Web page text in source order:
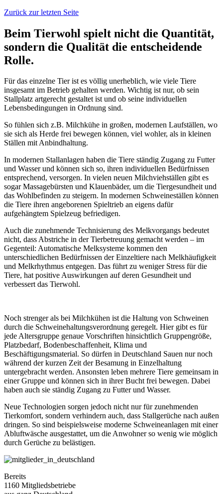
Zurück zur letzten Seite
Beim Tierwohl spielt nicht die Quantität,
sondern die Qualität die entscheidende
Rolle.
Für das einzelne Tier ist es völlig unerheblich, wie viele Tiere
insgesamt im Betrieb gehalten werden. Wichtig ist nur, ob sein
Stallplatz artgerecht gestaltet ist und ob seine individuellen
Lebensbedingungen in Ordnung sind.
So fühlen sich z.B. Milchkühe in großen, modernen Laufställen, wo
sie sich als Herde frei bewegen können, viel wohler, als in kleinen
Ställen mit Anbindhaltung.
In modernen Stallanlagen haben die Tiere ständig Zugang zu Futter
und Wasser und können sich so, ihren individuellen Bedürfnissen
entsprechend, versorgen. In vielen neuen Milchviehställen gibt es
sogar Massagebürsten und Klauenbäder, um die Tiergesundheit und
das Wohlbefinden zu steigern. In modernen Schweineställen können
die Tiere ihren angeborenen Spieltrieb an eigens dafür
aufgehängtem Spielzeug befriedigen.
Auch die zunehmende Technisierung des Melkvorgangs bedeutet
nicht, dass Abstriche in der Tierbetreuung gemacht werden – im
Gegenteil: Automatische Melksysteme kommen den
unterschiedlichen Bedürfnissen der Einzeltiere nach Melkhäufigkeit
und Melkrhythmus entgegen. Das führt zu weniger Stress für die
Tiere, hat positive Auswirkungen auf deren Gesundheit und
verbessert das Tierwohl.
Noch strenger als bei Milchkühen ist die Haltung von Schweinen
durch die Schweinehaltungsverordnung geregelt. Hier gibt es für
jede Altersgruppe genaue Vorschriften hinsichtlich Gruppengröße,
Platzbedarf, Bodenbeschaffenheit, Klima und
Beschäftigungsmaterial. So dürfen in Deutschland Sauen nur noch
während der kurzen Zeit der Besamung in Einzelhaltung
untergebracht werden. Ansonsten leben mehrere Tiere gemeinsam in
einer Gruppe und können sich in ihrer Bucht frei bewegen. Dabei
haben auch sie ständig Zugang zu Futter und Wasser.
Neue Technologien sorgen jedoch nicht nur für zunehmenden
Tierkomfort, sondern verhindern auch, dass Stallgerüche nach außen
dringen. So sind beispielsweise moderne Schweineanlagen mit einer
Abluftwäsche ausgestattet, um die Anwohner so wenig wie möglich
durch Gerüche zu belästigen.
Bereits
1160 Mitgliedsbetriebe